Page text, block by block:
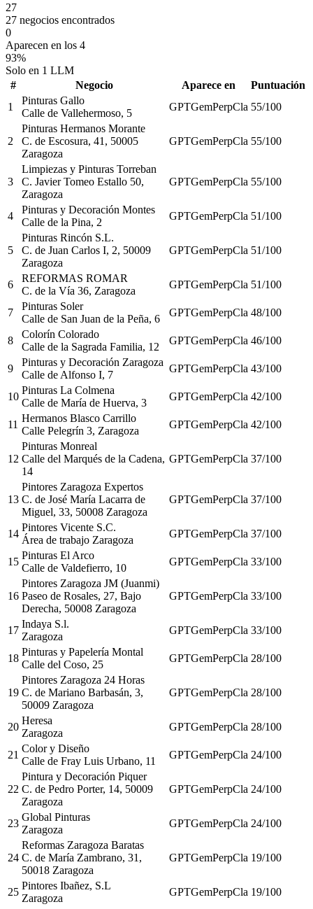
27
27 negocios encontrados
0
Aparecen en los 4
93%
Solo en 1 LLM
#
Negocio Aparece en
Puntuación
1
Pinturas Gallo
Calle de Vallehermoso, 5
GPTGemPerpCla 55/100
2
Pinturas Hermanos Morante
C. de Escosura, 41, 50005
Zaragoza
GPTGemPerpCla 55/100
3
Limpiezas y Pinturas Torreban
C. Javier Tomeo Estallo 50,
Zaragoza
GPTGemPerpCla 55/100
4
Pinturas y Decoración Montes
Calle de la Pina, 2
GPTGemPerpCla 51/100
5
Pinturas Rincón S.L.
C. de Juan Carlos I, 2, 50009
Zaragoza
GPTGemPerpCla 51/100
6
REFORMAS ROMAR
C. de la Vía 36, Zaragoza
GPTGemPerpCla 51/100
7
Pinturas Soler
Calle de San Juan de la Peña, 6
GPTGemPerpCla 48/100
8
Colorín Colorado
Calle de la Sagrada Familia, 12
GPTGemPerpCla 46/100
9
Pinturas y Decoración Zaragoza
Calle de Alfonso I, 7
GPTGemPerpCla 43/100
10
Pinturas La Colmena
Calle de María de Huerva, 3
GPTGemPerpCla 42/100
11
Hermanos Blasco Carrillo
Calle Pelegrín 3, Zaragoza
GPTGemPerpCla 42/100
12
Pinturas Monreal
Calle del Marqués de la Cadena,
14
GPTGemPerpCla 37/100
13
Pintores Zaragoza Expertos
C. de José María Lacarra de
Miguel, 33, 50008 Zaragoza
GPTGemPerpCla 37/100
14
Pintores Vicente S.C.
Área de trabajo Zaragoza
GPTGemPerpCla 37/100
15
Pinturas El Arco
Calle de Valdefierro, 10
GPTGemPerpCla 33/100
16
Pintores Zaragoza JM (Juanmi)
Paseo de Rosales, 27, Bajo
Derecha, 50008 Zaragoza
GPTGemPerpCla 33/100
17
Indaya S.l.
Zaragoza
GPTGemPerpCla 33/100
18
Pinturas y Papelería Montal
Calle del Coso, 25
GPTGemPerpCla 28/100
19
Pintores Zaragoza 24 Horas
C. de Mariano Barbasán, 3,
50009 Zaragoza
GPTGemPerpCla 28/100
20
Heresa
Zaragoza
GPTGemPerpCla 28/100
21
Color y Diseño
Calle de Fray Luis Urbano, 11
GPTGemPerpCla 24/100
22
Pintura y Decoración Piquer
C. de Pedro Porter, 14, 50009
Zaragoza
GPTGemPerpCla 24/100
23
Global Pinturas
Zaragoza
GPTGemPerpCla 24/100
24
Reformas Zaragoza Baratas
C. de María Zambrano, 31,
50018 Zaragoza
GPTGemPerpCla 19/100
25
Pintores Ibañez, S.L
Zaragoza
GPTGemPerpCla 19/100